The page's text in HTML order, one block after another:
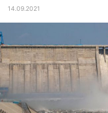
14.09.2021